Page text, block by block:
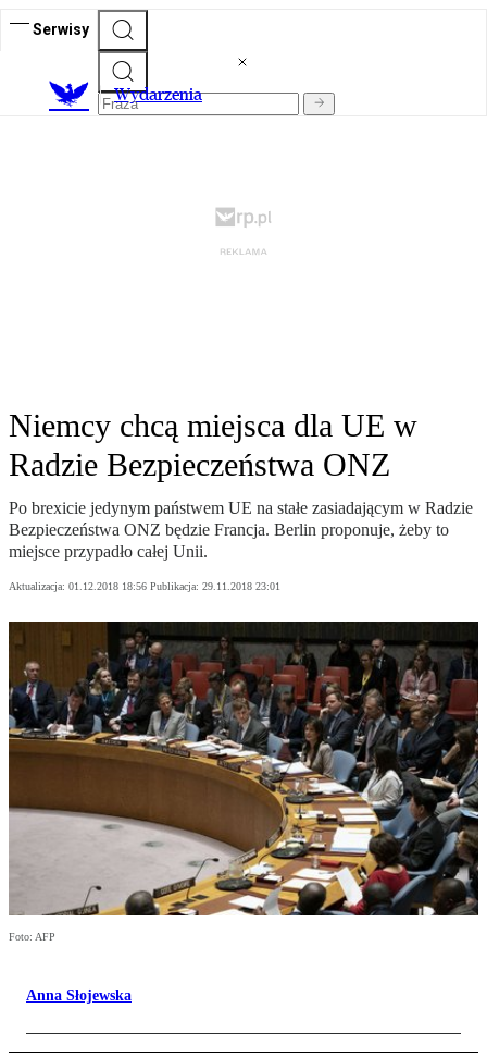
Serwisy
Wydarzenia
Niemcy chcą miejsca dla UE w
Radzie Bezpieczeństwa ONZ
Po brexicie jedynym państwem UE na stałe zasiadającym w Radzie
Bezpieczeństwa ONZ będzie Francja. Berlin proponuje, żeby to
miejsce przypadło całej Unii.
Aktualizacja: 01.12.2018 18:56 Publikacja: 29.11.2018 23:01
Foto: AFP
Anna Słojewska